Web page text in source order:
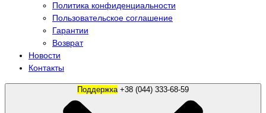
Политика конфиденциальности
Пользовательское соглашение
Гарантии
Возврат
Новости
Контакты
Поддержка